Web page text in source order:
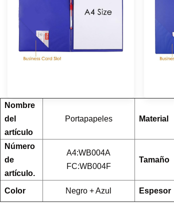
Nombre
del
artículo
Portapapeles Material
Número
de
artículo.
A4:WB004A
FC:WB004F
Tamaño
Color Negro + Azul Espesor